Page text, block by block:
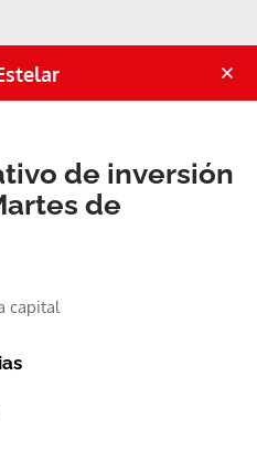
de inversión
de
capital